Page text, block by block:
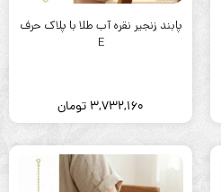
پابند زنجیر نقره آب طلا با پلاک حرف
E
3,732,160 تومان